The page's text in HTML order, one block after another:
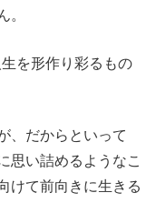
。
を形作り彩るもの
、だからといって
思い詰めるようなこ
けて前向きに生きる